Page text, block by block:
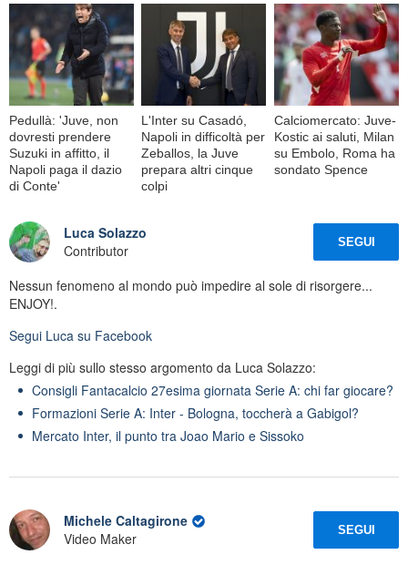
Pedullà: 'Juve, non
dovresti prendere
Suzuki in affitto, il
Napoli paga il dazio
di Conte'
L'Inter su Casadó,
Napoli in difficoltà per
Zeballos, la Juve
prepara altri cinque
colpi
Calciomercato: Juve-
Kostic ai saluti, Milan
su Embolo, Roma ha
sondato Spence
Luca Solazzo
Contributor
SEGUI
Nessun fenomeno al mondo può impedire al sole di risorgere...
ENJOY!.
Segui Luca su Facebook
Leggi di più sullo stesso argomento da Luca Solazzo:
Consigli Fantacalcio 27esima giornata Serie A: chi far giocare?
Formazioni Serie A: Inter - Bologna, toccherà a Gabigol?
Mercato Inter, il punto tra Joao Mario e Sissoko
Michele Caltagirone
Video Maker
SEGUI